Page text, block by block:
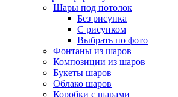
Шары под потолок
Без рисунка
С рисунком
Выбрать по фото
Фонтаны из шаров
Композиции из шаров
Букеты шаров
Облако шаров
Коробки с шарами